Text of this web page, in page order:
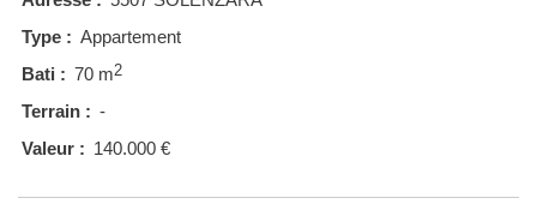
Type : Appartement
Bati : 70 m2
Terrain : -
Valeur : 140.000 €